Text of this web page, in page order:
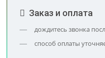
Заказ и оплата
дождитесь звонка
способ оплаты